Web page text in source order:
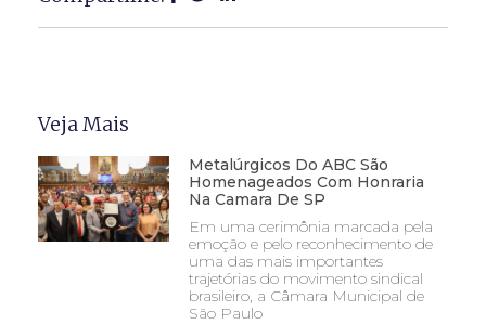
Veja Mais
Metalúrgicos Do ABC São
Homenageados Com Honraria
Na Camara De SP
Em uma cerimônia marcada pela
emoção e pelo reconhecimento de
uma das mais importantes
trajetórias do movimento sindical
brasileiro, a Câmara Municipal de
São Paulo